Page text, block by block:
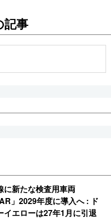
記事
に新たな検査用車両
」2029年度に導入へ : ド
イエローは27年1月に引退